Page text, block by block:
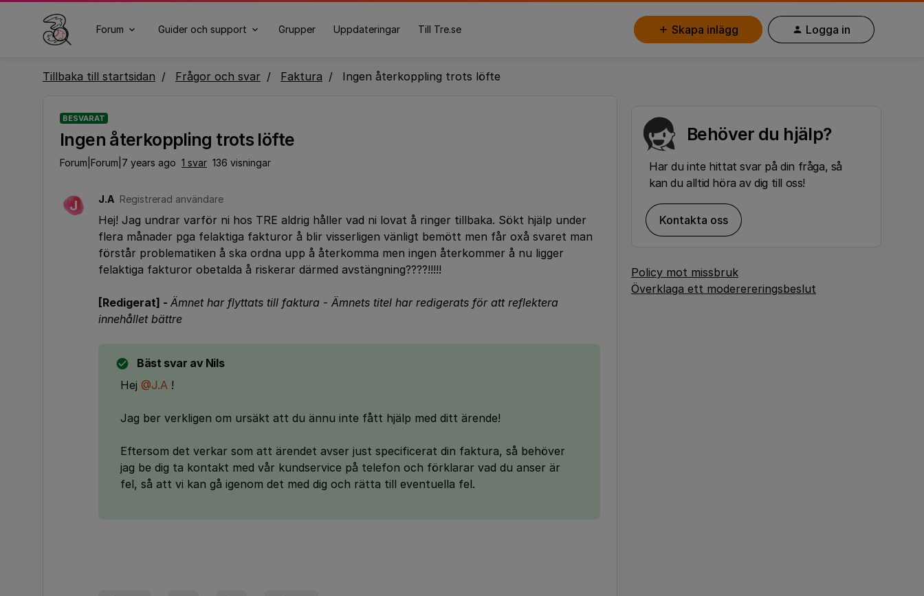
Forum Guider och support Grupper Uppdateringar Till Tre.se Skapa inlägg Logga in
Tillbaka till startsidan Frågor och svar Faktura Ingen återkoppling trots löfte
BESVARAT
Ingen återkoppling trots löfte
Forum|Forum|7 years ago 1 svar 136 visningar
J J.A Registrerad användare
Hej! Jag undrar varför ni hos TRE aldrig håller vad ni lovat å ringer tillbaka. Sökt hjälp under
flera månader pga felaktiga fakturor å blir visserligen vänligt bemött men får oxå svaret man
förstår problematiken å ska ordna upp å återkomma men ingen återkommer å nu ligger
felaktiga fakturor obetalda å riskerar därmed avstängning????!!!!!
[Redigerat] - Ämnet har flyttats till faktura - Ämnets titel har redigerats för att reflektera
innehållet bättre
Bäst svar av Nils
Hej @J.A !
Jag ber verkligen om ursäkt att du ännu inte fått hjälp med ditt ärende!
Eftersom det verkar som att ärendet avser just specificerat din faktura, så behöver
jag be dig ta kontakt med vår kundservice på telefon och förklarar vad du anser är
fel, så att vi kan gå igenom det med dig och rätta till eventuella fel.
Behöver du hjälp?
Har du inte hittat svar på din fråga, så
kan du alltid höra av dig till oss!
Kontakta oss
Policy mot missbruk
Överklaga ett moderereringsbeslut